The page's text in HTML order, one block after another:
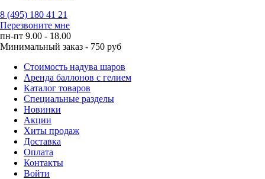
8 (495) 180 41 21
Перезвоните мне
пн-пт 9.00 - 18.00
Минимальный заказ - 750 руб
Стоимость надува шаров
Аренда баллонов с гелием
Каталог товаров
Специальные разделы
Новинки
Акции
Хиты продаж
Доставка
Оплата
Контакты
Войти